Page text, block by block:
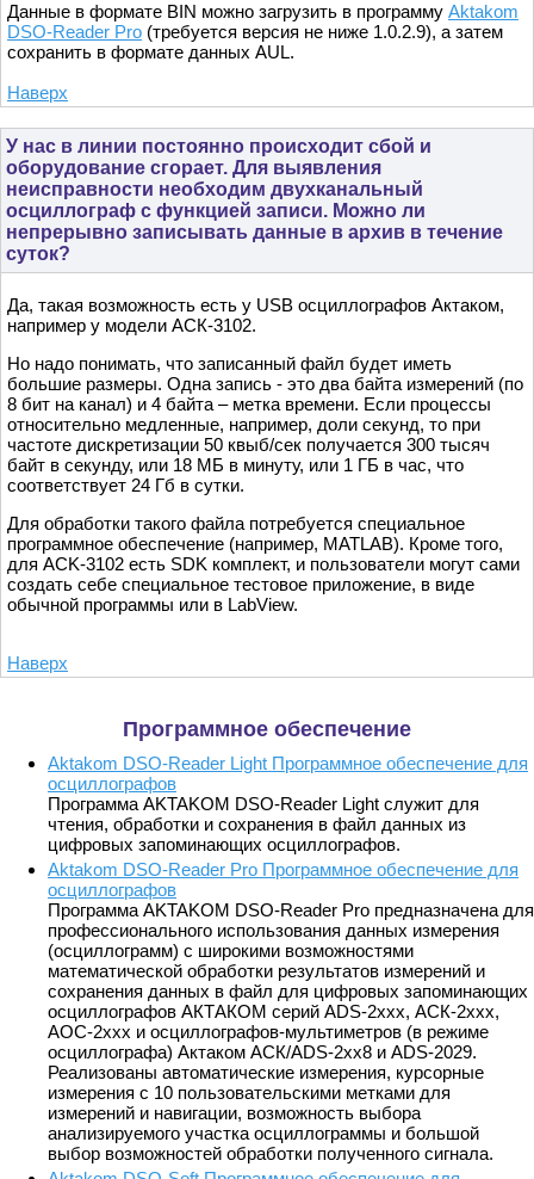
Данные в формате BIN можно загрузить в программу Aktakom
DSO-Reader Pro (требуется версия не ниже 1.0.2.9), а затем
сохранить в формате данных AUL.
Наверх
У нас в линии постоянно происходит сбой и
оборудование сгорает. Для выявления
неисправности необходим двухканальный
осциллограф с функцией записи. Можно ли
непрерывно записывать данные в архив в течение
суток?
Да, такая возможность есть у USB осциллографов Актаком,
например у модели АСК-3102.
Но надо понимать, что записанный файл будет иметь
большие размеры. Одна запись - это два байта измерений (по
8 бит на канал) и 4 байта – метка времени. Если процессы
относительно медленные, например, доли секунд, то при
частоте дискретизации 50 квыб/сек получается 300 тысяч
байт в секунду, или 18 МБ в минуту, или 1 ГБ в час, что
соответствует 24 Гб в сутки.
Для обработки такого файла потребуется специальное
программное обеспечение (например, MATLAB). Кроме того,
для ACK-3102 есть SDK комплект, и пользователи могут сами
создать себе специальное тестовое приложение, в виде
обычной программы или в LabView.
Наверх
Программное обеспечение
Aktakom DSO-Reader Light Программное обеспечение для
осциллографов
Программа AKTAKOM DSO-Reader Light служит для
чтения, обработки и сохранения в файл данных из
цифровых запоминающих осциллографов.
Aktakom DSO-Reader Pro Программное обеспечение для
осциллографов
Программа AKTAKOM DSO-Reader Pro предназначена для
профессионального использования данных измерения
(осциллограмм) с широкими возможностями
математической обработки результатов измерений и
сохранения данных в файл для цифровых запоминающих
осциллографов АКТАКОМ серий ADS-2ххх, АСК-2ххх,
АОС-2ххх и осциллографов-мультиметров (в режиме
осциллографа) Актаком АСК/ADS-2xx8 и ADS-2029.
Реализованы автоматические измерения, курсорные
измерения с 10 пользовательскими метками для
измерений и навигации, возможность выбора
анализируемого участка осциллограммы и большой
выбор возможностей обработки полученного сигнала.